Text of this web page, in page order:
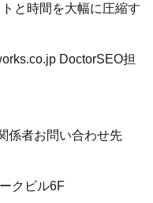
と時間を大幅に圧縮す
DoctorSEO担
係者お問い合わせ先
クビル6F